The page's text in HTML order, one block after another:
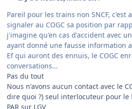
Pareil pour les trains non SNCF, c'est
signaler au COGC sa position par
j'imagine qu'en cas d'accident avec
ayant donné une fausse information
Ef qui auront des ennuis, le COGC
conversations...
Pas du tout
Nous n'avons aucun contact avec le
dire quoi ?) seul interlocuteur pour le
PAR sur LGV